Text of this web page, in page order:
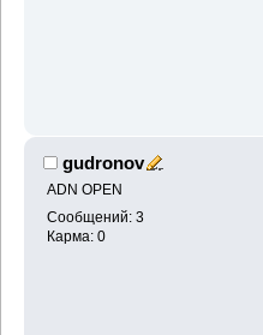
gudronov
ADN OPEN
Сообщений: 3
Карма: 0